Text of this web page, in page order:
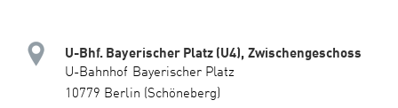
U-Bhf. Bayerischer Platz (U4), Zwischengeschoss
U-Bahnhof Bayerischer Platz
10779 Berlin (Schöneberg)